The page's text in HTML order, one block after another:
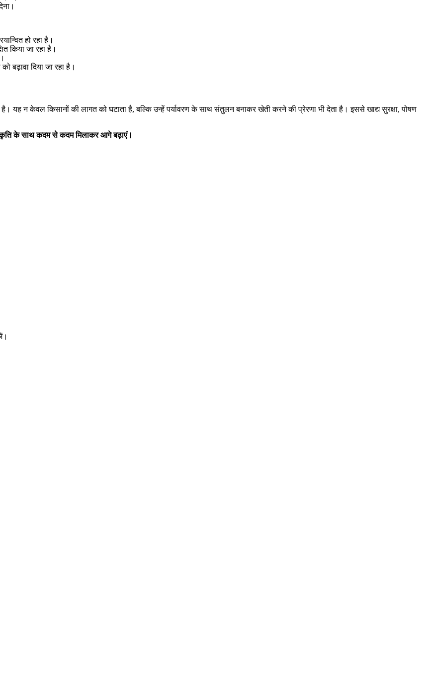
हो रहा है।
किया जा रहा है।
बढ़ावा दिया जा रहा है।
यह न केवल किसानों की लागत को घटाता है, बल्कि उन्हें पर्यावरण के साथ संतुलन बनाकर खेती करने की प्रेरणा भी देता है। इससे खाद्य सुरक्षा, पोषण
के साथ कदम से कदम मिलाकर आगे बढ़ाएं।